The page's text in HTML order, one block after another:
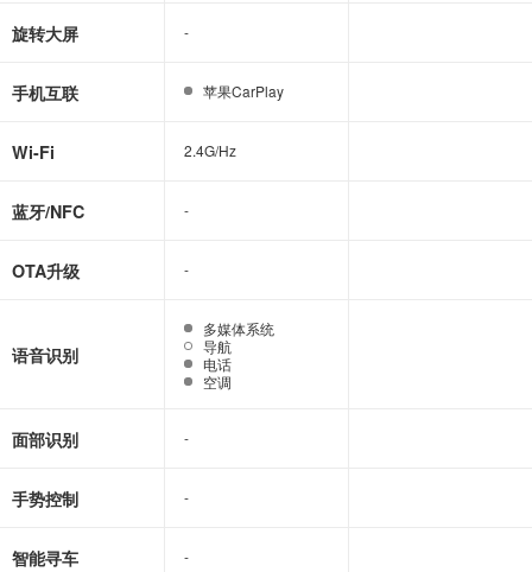
旋转大屏 -
手机互联 苹果CarPlay
Wi-Fi 2.4G/Hz
蓝牙/NFC -
OTA升级 -
语音识别
多媒体系统
导航
电话
空调
面部识别 -
手势控制 -
智能寻车 -
-
苹果CarPlay
2.4G/Hz
-
-
多媒体系统
导航
电话
空调
-
-
-